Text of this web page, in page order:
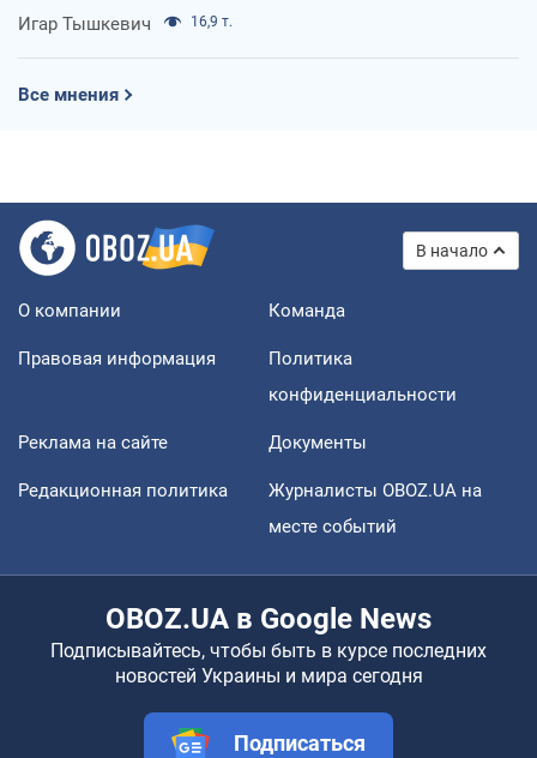
Игар Тышкевич 16,9 т.
Все мнения
В начало
О компании Команда
Правовая информация
Политика
конфиденциальности
Реклама на сайте Документы
Редакционная политика
Журналисты OBOZ.UA на
месте событий
OBOZ.UA в Google News
Подписывайтесь, чтобы быть в курсе последних
новостей Украины и мира сегодня
Подписаться